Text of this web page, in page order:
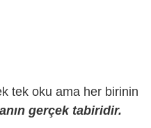
tek oku ama her birinin
gerçek tabiridir.